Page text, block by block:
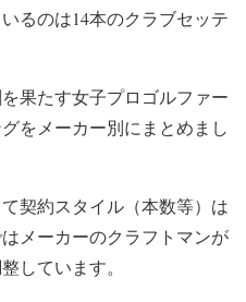
るのは14本のクラブセッテ
果たす女子プロゴルファー
をメーカー別にまとめまし
契約スタイル（本数等）は
メーカーのクラフトマンが
しています。